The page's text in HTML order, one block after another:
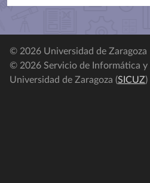
© 2026 Universidad de Zaragoza
© 2026 Servicio de Informática y
Universidad de Zaragoza (SICUZ)